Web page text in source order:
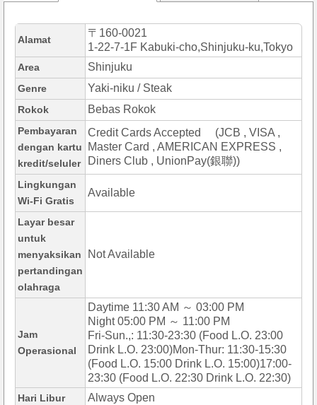
Alamat
〒160-0021
1-22-7-1F Kabuki-cho,Shinjuku-ku,Tokyo
Area Shinjuku
Genre Yaki-niku / Steak
Rokok Bebas Rokok
Pembayaran
dengan kartu
kredit/seluler
Credit Cards Accepted (JCB , VISA ,
Master Card , AMERICAN EXPRESS ,
Diners Club , UnionPay(銀聯))
Lingkungan
Wi-Fi Gratis
Available
Layar besar
untuk
menyaksikan
pertandingan
olahraga
Not Available
Jam
Operasional
Daytime 11:30 AM ～ 03:00 PM
Night 05:00 PM ～ 11:00 PM
Fri-Sun.,: 11:30-23:30 (Food L.O. 23:00
Drink L.O. 23:00)Mon-Thur: 11:30-15:30
(Food L.O. 15:00 Drink L.O. 15:00)17:00-
23:30 (Food L.O. 22:30 Drink L.O. 22:30)
Hari Libur Always Open